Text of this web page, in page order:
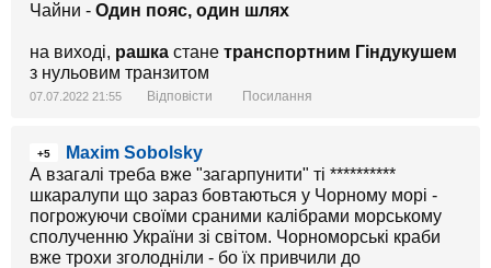
Чайни - Один пояс, один шлях
на виході, рашка стане транспортним Гіндукушем
з нульовим транзитом
07.07.2022 21:55 Відповісти Посилання
+5
Maxim Sobolsky
А взагалі треба вже "загарпунити" ті **********
шкаралупи що зараз бовтаються у Чорному морі -
погрожуючи своїми сраними калібрами морському
сполученню України зі світом. Чорноморські краби
вже трохи зголодніли - бо їх привчили до